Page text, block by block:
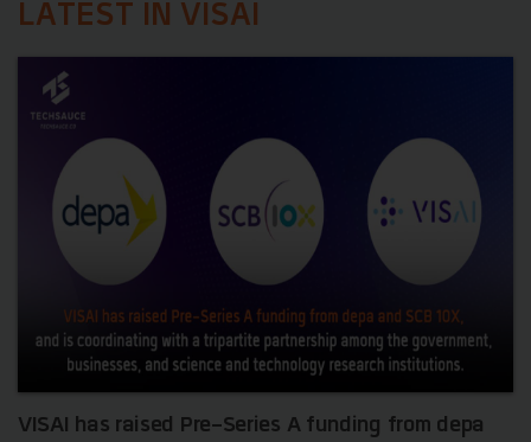
LATEST IN VISAI
VISAI has raised Pre-Series A funding from depa